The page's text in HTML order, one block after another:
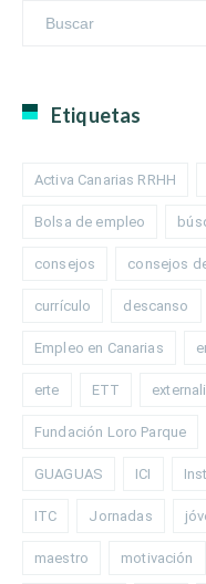
Etiquetas
Activa Canarias RRHH
Bolsa de empleo
consejos consejos
currículo descanso
Empleo en Canarias
erte ETT
Fundación Loro Parque
GUAGUAS ICI
ITC Jornadas
maestro motivación